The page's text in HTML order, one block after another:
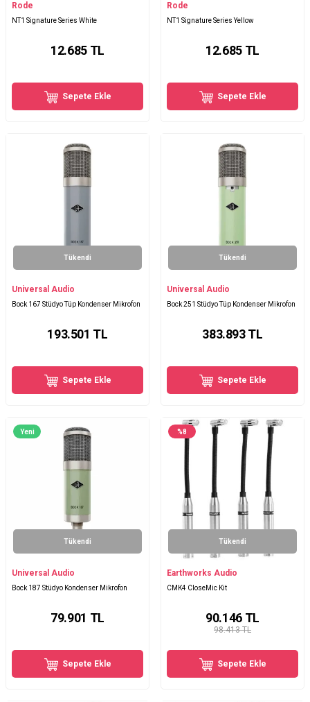
Rode
NT1 Signature Series White
12.685TL
Sepete Ekle
Rode
NT1 Signature Series Yellow
12.685TL
Sepete Ekle
Tükendi
Universal Audio
Bock 167 Stüdyo Tüp Kondenser Mikrofon
193.501 TL
Sepete Ekle
Tükendi
Universal Audio
Bock 251 Stüdyo Tüp Kondenser Mikrofon
383.893TL
Sepete Ekle
Yeni
Tükendi
Universal Audio
Bock 187 Stüdyo Kondenser Mikrofon
79.901 TL
Sepete Ekle
%8
Tükendi
Earthworks Audio
CMK4 CloseMic Kit
98.413 TL
90.146TL
Sepete Ekle